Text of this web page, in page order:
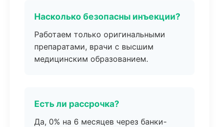
Насколько безопасны инъекции?
Работаем только оригинальными
препаратами, врачи с высшим
медицинским образованием.
Есть ли рассрочка?
Да, 0% на 6 месяцев через банки-